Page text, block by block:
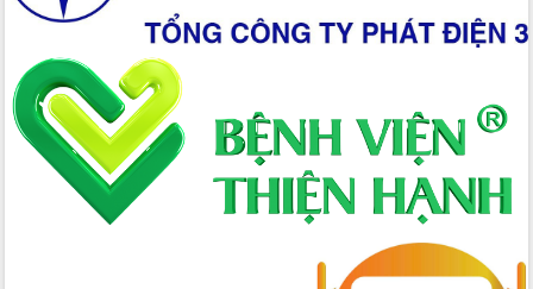
Định vị cà phê Việt Nam như một “di
sản sống” trong dòng chảy toàn cầu
Xây dựng nông thôn mới: Nâng cao đời
sống người dân từ những mô hình thiết
thực
Quyết liệt tháo gỡ vướng mắc, đẩy
nhanh tiến độ các dự án trọng điểm
trong Khu kinh tế Nam Phú Yên
Hòn Yến phát triển du lịch gắn với bảo